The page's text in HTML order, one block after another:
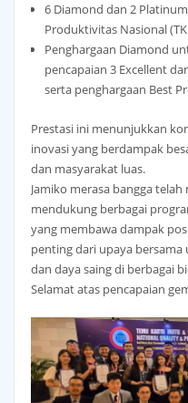
6 Diamond dan 2
Produktivitas Nasional
Penghargaan Diamond
pencapaian 3 Excellent
serta penghargaan Best
Prestasi ini menunjukkan
inovasi yang berdampak
dan masyarakat luas.
Jamiko merasa bangga
mendukung berbagai
yang membawa dampak
penting dari upaya
dan daya saing di berbagai
Selamat atas pencapaian